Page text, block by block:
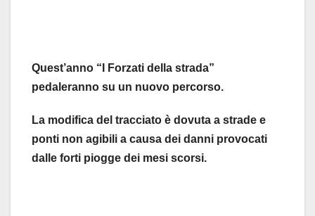
Quest’anno “I Forzati della strada”
pedaleranno su un nuovo percorso.
La modifica del tracciato è dovuta a strade e
ponti non agibili a causa dei danni provocati
dalle forti piogge dei mesi scorsi.